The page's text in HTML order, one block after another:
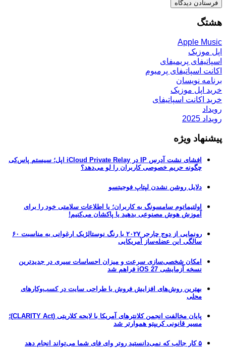
هشتگ
Apple Music
اپل موزیک
اسپاتیفای پریمیفای
اکانت اسپاتیفای پرمیوم
برنامه نویسان
خرید اپل موزیک
خرید اکانت اسپاتیفای
رویداد
رویداد 2025
پیشنهاد ویژه
افشای نشت آدرس IP در iCloud Private Relay اپل؛ سیستم پاس‌کی
چگونه حریم خصوصی کاربران را لو می‌دهد؟
دلایل روشن نشدن لپتاپ فوجیتسو
اولتیماتوم سامسونگ به کاربران؛ یا اطلاعات سلامتی خود را برای
آموزش هوش مصنوعی بدهید یا پاکشان می‌کنیم!
رونمایی از دوج چارجر ۲۰۲۷ با رنگ نوستالژیک ارغوانی به مناسبت ۶۰
سالگی این عضله‌ساز آمریکایی
امکان شخصی‌سازی سرعت و میزان احساسات سیری در جدیدترین
نسخه آزمایشی iOS 27 فراهم شد
بهترین روش‌های افزایش فروش با طراحی سایت در کسب‌وکارهای
محلی
پایان مخالفت انجمن کلانترهای آمریکا با لایحه کلاریتی (CLARITY Act)؛
مسیر قانونی کریپتو هموارتر شد
۵ کار جالب که نمی‌دانستید روتر وای فای شما می‌تواند انجام دهد